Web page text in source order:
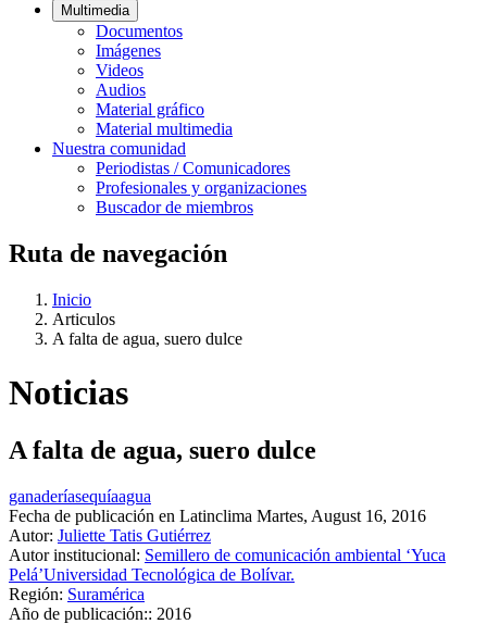
Multimedia
Documentos
Imágenes
Videos
Audios
Material gráfico
Material multimedia
Nuestra comunidad
Periodistas / Comunicadores
Profesionales y organizaciones
Buscador de miembros
Ruta de navegación
Inicio
Articulos
A falta de agua, suero dulce
Noticias
A falta de agua, suero dulce
ganaderíasequíaagua
Fecha de publicación en Latinclima Martes, August 16, 2016
Autor: Juliette Tatis Gutiérrez
Autor institucional: Semillero de comunicación ambiental ‘Yuca
Pelá’Universidad Tecnológica de Bolívar.
Región: Suramérica
Año de publicación:: 2016